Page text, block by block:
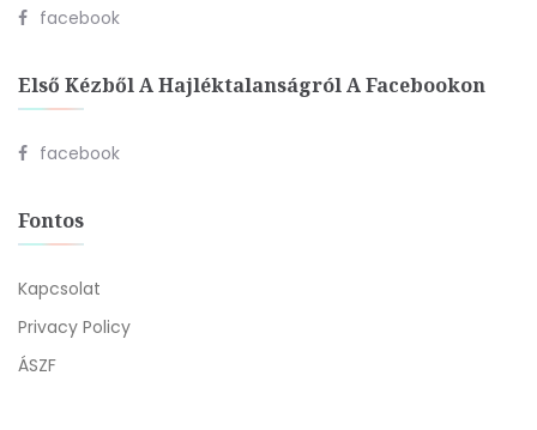
facebook
Első Kézből A Hajléktalanságról A Facebookon
facebook
Fontos
Kapcsolat
Privacy Policy
ÁSZF